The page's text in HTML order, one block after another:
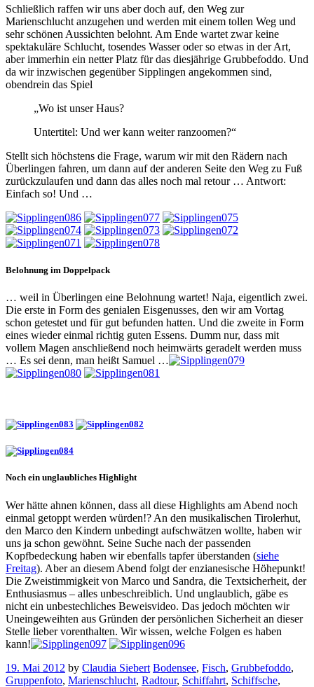
Schließlich raffen wir uns aber doch auf, den Weg zur
Marienschlucht anzugehen und werden mit einem tollen Weg und
sehr schönen Aussichten belohnt. Am Ende wartet zwar keine
spektakuläre Schlucht, tosendes Wasser oder so etwas in der Art,
aber immerhin ein netter Platz für das diesjährige Grubbefoddo. Und
da wir inzwischen gegenüber Sipplingen angekommen sind,
obendrein das Spiel
„Wo ist unser Haus?
Untertitel: Und wer kann weiter ranzoomen?“
Stellt sich höchstens die Frage, warum wir mit den Rädern nach
Überlingen fahren, um dann auf der anderen Seite den Weg zu Fuß
zurückzulaufen und dann das alles noch mal retour … Antwort:
Einfach so! Und …
Belohnung im Doppelpack
… weil in Überlingen eine Belohnung wartet! Naja, eigentlich zwei.
Die erste in Form des genialen Eisgenusses, den wir am Vortag
schon getestet und für gut befunden hatten. Und die zweite in Form
eines wieder einmal richtig guten Essens. Dumm nur, dass mit
vollem Magen anschließend noch heimwärts geradelt werden muss
… Es sei denn, man heißt Samuel …
Noch ein unglaubliches Highlight
Wer hätte ahnen können, dass all diese Highlights am Abend noch
einmal getoppt werden würden!? An den musikalischen Tirolerhut,
den Marco den Kindern unbedingt aufschwätzen wollte, haben wir
uns ja schon gewöhnt. Seine Suche nach der passenden
Kopfbedeckung haben wir ebenfalls tapfer überstanden (siehe
Freitag). Aber an diesem Abend folgt der enzianesische Höhepunkt!
Die Zweistimmigkeit von Marco und Sandra, die Textsicherheit, der
Enthusiasmus – alles unbeschreiblich. Und unglaublich, gäbe es
nicht ein unbestechliches Beweisvideo. Das jedoch möchten wir
Uneingeweihten aus Gründen der persönlichen Sicherheit an dieser
Stelle lieber vorenthalten. Wir wissen, welche Folgen es haben
kann!
19. Mai 2012 by Claudia Siebert Bodensee, Fisch, Grubbefoddo,
Gruppenfoto, Marienschlucht, Radtour, Schiffahrt, Schiffsche,